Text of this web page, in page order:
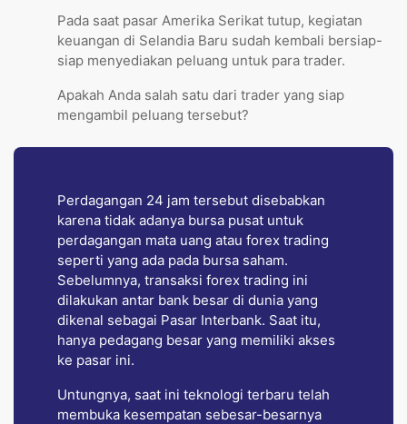
Pada saat pasar Amerika Serikat tutup, kegiatan
keuangan di Selandia Baru sudah kembali bersiap-
siap menyediakan peluang untuk para trader.
Apakah Anda salah satu dari trader yang siap
mengambil peluang tersebut?
Perdagangan 24 jam tersebut disebabkan
karena tidak adanya bursa pusat untuk
perdagangan mata uang atau forex trading
seperti yang ada pada bursa saham.
Sebelumnya, transaksi forex trading ini
dilakukan antar bank besar di dunia yang
dikenal sebagai Pasar Interbank. Saat itu,
hanya pedagang besar yang memiliki akses
ke pasar ini.
Untungnya, saat ini teknologi terbaru telah
membuka kesempatan sebesar-besarnya